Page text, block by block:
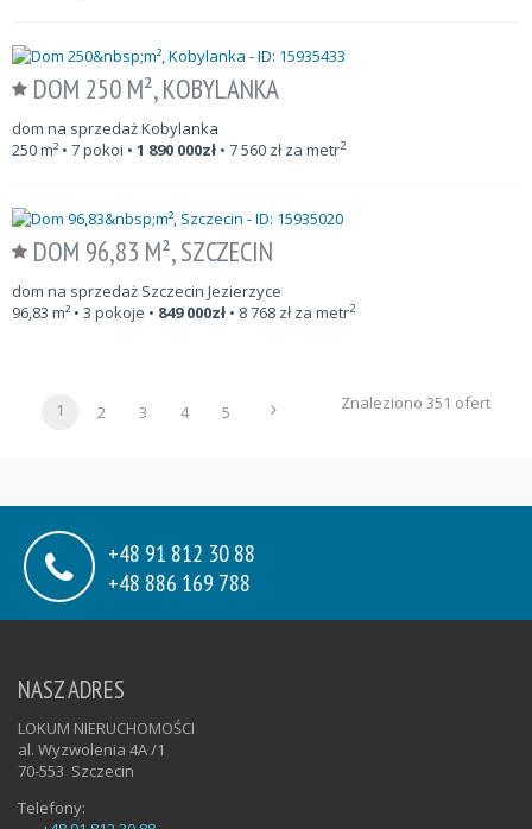
DOM 250 M², KOBYLANKA
dom na sprzedaż Kobylanka
250m² • 7 pokoi • 1 890 000zł • 7 560 zł za metr2
DOM 96,83 M², SZCZECIN
dom na sprzedaż Szczecin Jezierzyce
96,83 m² • 3 pokoje • 849 000zł • 8 768 zł za metr2
1 2 3 4 5 Znaleziono 351 ofert
+48 91 812 30 88
+48 886 169 788
NASZ ADRES
LOKUM NIERUCHOMOŚCI
al. Wyzwolenia 4A /1
70-553 Szczecin
Telefony: